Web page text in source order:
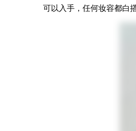
可以入手，任何妆容都白